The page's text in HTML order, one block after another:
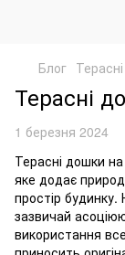
Блог
Терасні
1 березня 2024
Терасні дошки
яке додає
простір
зазвичай
використання